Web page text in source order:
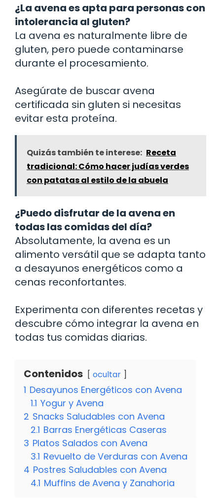
¿La avena es apta para personas con
intolerancia al gluten?
La avena es naturalmente libre de
gluten, pero puede contaminarse
durante el procesamiento.
Asegúrate de buscar avena
certificada sin gluten si necesitas
evitar esta proteína.
Quizás también te interese: Receta
tradicional: Cómo hacer judías verdes
con patatas al estilo de la abuela
¿Puedo disfrutar de la avena en
todas las comidas del día?
Absolutamente, la avena es un
alimento versátil que se adapta tanto
a desayunos energéticos como a
cenas reconfortantes.
Experimenta con diferentes recetas y
descubre cómo integrar la avena en
todas tus comidas diarias.
Contenidos ocultar
1 Desayunos Energéticos con Avena
1.1 Yogur y Avena
2 Snacks Saludables con Avena
2.1 Barras Energéticas Caseras
3 Platos Salados con Avena
3.1 Revuelto de Verduras con Avena
4 Postres Saludables con Avena
4.1 Muffins de Avena y Zanahoria